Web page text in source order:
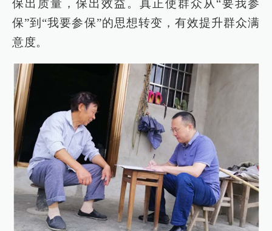
保出质量，保出效益。真正使群众从“要我参
保”到“我要参保”的思想转变，有效提升群众满
意度。